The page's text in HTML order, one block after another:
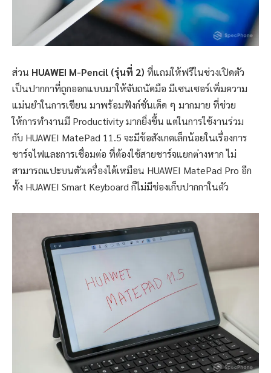
ส่วน HUAWEI M-Pencil (รุ่นที่ 2) ที่แถมให้ฟรีในช่วงเปิดตัว
เป็นปากกาที่ถูกออกแบบมาให้จับถนัดมือ มีเซนเซอร์เพิ่มความ
แม่นยำในการเขียน มาพร้อมฟังก์ชั่นเด็ด ๆ มากมาย ที่ช่วย
ให้การทำงานมี Productivity มากยิ่งขึ้น แต่ในการใช้งานร่วม
กับ HUAWEI MatePad 11.5 จะมีข้อสังเกตเล็กน้อยในเรื่องการ
ชาร์จไฟและการเชื่อมต่อ ที่ต้องใช้สายชาร์จแยกต่างหาก ไม่
สามารถแปะบนตัวเครื่องได้เหมือน HUAWEI MatePad Pro อีก
ทั้ง HUAWEI Smart Keyboard ก็ไม่มีช่องเก็บปากกาในตัว